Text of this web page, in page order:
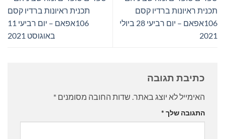
תכנית ראיונות ברדיו קסם
106אפאם – יום רביעי 28 ביולי
2021
תכנית ראיונות ברדיו קסם
106אפאם – יום רביעי 11
באוגוסט 2021
כתיבת תגובה
האימייל לא יוצג באתר. שדות החובה מסומנים *
התגובה שלך *